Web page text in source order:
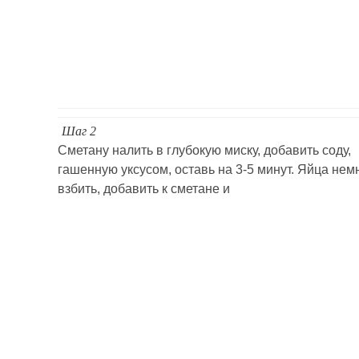
Шаг 2
Сметану налить в глубокую миску, добавить соду,
гашенную уксусом, оставь на 3-5 минут. Яйца
взбить, добавить к сметане и